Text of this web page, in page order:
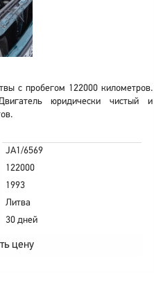
с пробегом 122000 километров.
юридически чистый и
JA1/6569
122000
1993
Литва
30 дней
цену